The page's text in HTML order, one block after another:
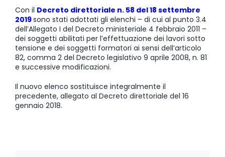
Con il Decreto direttoriale n. 58 del 18 settembre
2019sono stati adottati gli elenchi – di cui al punto 3.4
dell’Allegato I del Decreto ministeriale 4 febbraio 2011 –
dei soggetti abilitati per l’effettuazione dei lavori sotto
tensione e dei soggetti formatori ai sensi dell’articolo
82, comma 2 del Decreto legislativo 9 aprile 2008, n. 81
e successive modificazioni.
Il nuovo elenco sostituisce integralmente il
precedente, allegato al Decreto direttoriale del 16
gennaio 2018.